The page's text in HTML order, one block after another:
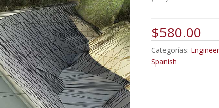
$580.00
Categorías:
Spanish